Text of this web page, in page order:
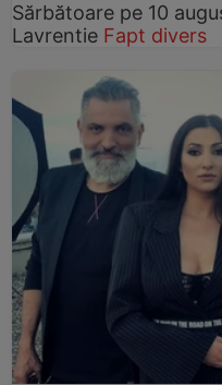
Sărbătoare pe 10
Lavrentie Fapt divers